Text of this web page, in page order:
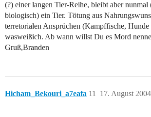
(?) einer langen Tier-Reihe, bleibt aber nunmal
biologisch) ein Tier. Tötung aus
terretorialen Ansprüchen (Kampffische, Hunde
wasweißich. Ab wann willst Du es Mord
Gruß,Branden
Hicham_Bekouri_a7eafa 17. August
11